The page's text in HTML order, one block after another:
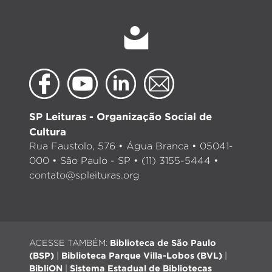
SP Leituras - Organização Social de
Cultura
Rua Faustolo, 576 • Água Branca • 05041-
000 • São Paulo - SP • (11) 3155-5444 •
contato@spleituras.org
ACESSE TAMBÉM: Biblioteca de São Paulo
(BSP)
Biblioteca Parque Villa-Lobos (BVL)
BibliON
Sistema Estadual de Bibliotecas